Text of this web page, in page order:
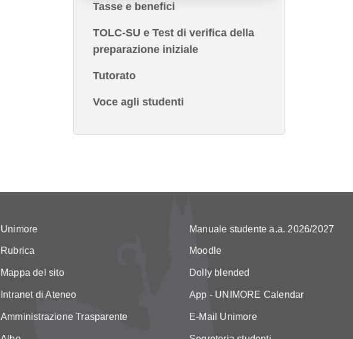
Tasse e benefici
TOLC-SU e Test di verifica della
preparazione iniziale
Tutorato
Voce agli studenti
Unimore
Rubrica
Mappa del sito
Intranet di Ateneo
Amministrazione Trasparente
Manuale studente a.a. 2026/2027
Moodle
Dolly blended
App - UNIMORE Calendar
E-Mail Unimore